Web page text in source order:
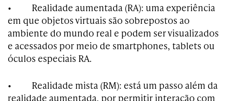
• Realidade aumentada (RA): uma experiência
em que objetos virtuais são sobrepostos ao
ambiente do mundo real e podem ser visualizados
e acessados por meio de smartphones, tablets ou
óculos especiais RA.
• Realidade mista (RM): está um passo além da
realidade aumentada, por permitir interação com